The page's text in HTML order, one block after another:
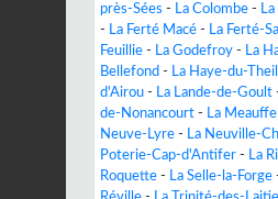
près-Sées - La Colombe -
- La Ferté Macé - La Ferté-
Feuillie - La Godefroy - La
Bellefond - La Haye-du-Theil
d'Airou - La Lande-de-Goult
de-Nonancourt - La Meauffe
Neuve-Lyre - La Neuville-
Poterie-Cap-d'Antifer - La
Roquette - La Selle-la-Forge